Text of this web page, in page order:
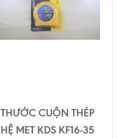
THƯỚC CUỘN THÉP
HỆ MET KDS KF16-35